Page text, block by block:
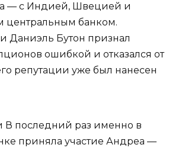
— с Индией, Швецией и
центральным банком.
Даниэль Бутон признал
ошибкой и отказался от
репутации уже был нанесен
В последний раз именно в
приняла участие Андреа —